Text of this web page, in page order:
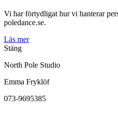
Vi har förtydligat hur vi hanterar
poledance.se.
Läs mer
Stäng
North Pole Studio
Emma Fryklöf
073-9695385